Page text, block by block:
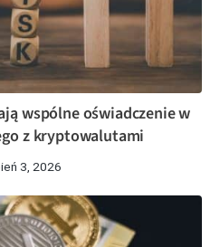
wspólne oświadczenie w
z kryptowalutami
3, 2026